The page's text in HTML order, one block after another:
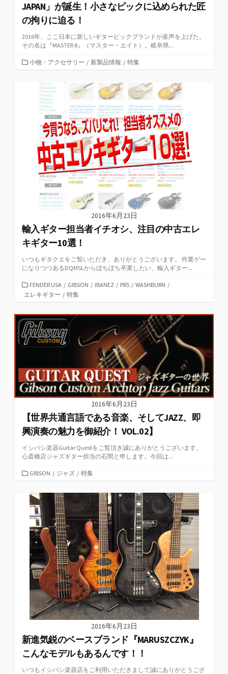
JAPAN」が誕生！小さなピックに込められた匠
の拘りに迫る！
2016年、ここ日本に新しいギターピックブランドが産声を上げた。
その名は『MASTER 8』（マスター・エイト）。岐阜県...
カ小物・アクセサリー / 新製品情報 / 特集
2016年6月23日
輸入ギター担当者イチオシ、注目の中古エレ
キギター10選！
いつもギタクエをご覧いただき、ありがとうございます。 作業ゲー
になりつつあるDQMSLからぼちぼち卒業したい、輸入ギター...
カ
テ
リ
ー
FENDER USA / GIBSON / IBANEZ / PRS / WASHBURN /
エレキギター / 特集
2016年6月23日
【世界共通言語である音楽、そしてJAZZ、即
興演奏の魅力を御紹介！ VOL.02】
イシバシ楽器Guitar Questをご覧頂き誠にありがとうございます。
心斎橋店ジャズギター担当の石間と申します。今回は...
カ
ゴ
リ
GIBSON / ジャズ / 特集
2016年6月23日
新進気鋭のベースブランド『MARUSZCZYK』
こんなモデルもあるんです！！
いつもイシバシ楽器店をご利用いただきまして誠にありがとうござ